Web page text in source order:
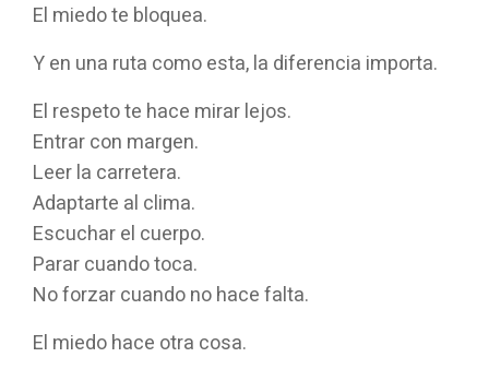
El miedo te bloquea.
Y en una ruta como esta, la diferencia importa.
El respeto te hace mirar lejos.
Entrar con margen.
Leer la carretera.
Adaptarte al clima.
Escuchar el cuerpo.
Parar cuando toca.
No forzar cuando no hace falta.
El miedo hace otra cosa.